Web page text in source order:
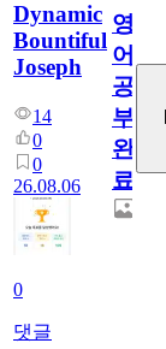
Dynamic
Bountiful
Joseph
14
0
0
26.08.06
0
댓글
영
어
공
부
완
료